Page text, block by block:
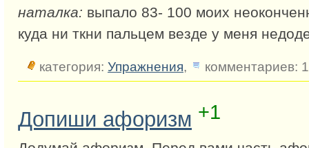
наталка: выпало 83- 100 моих
куда ни ткни пальцем везде у меня
категория: Упражнения, комментариев:
Допиши афоризм +1